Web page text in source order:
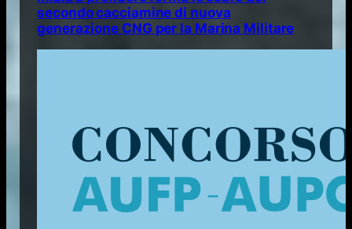
secondo cacciamine di nuova
generazione CNG per la Marina Militare